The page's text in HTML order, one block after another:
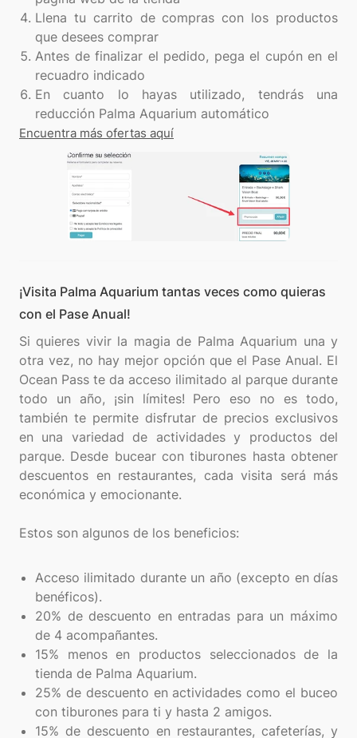
Llena tu carrito de compras con los productos
que desees comprar
Antes de finalizar el pedido, pega el cupón en el
recuadro indicado
En cuanto lo hayas utilizado, tendrás una
reducción Palma Aquarium automático
Encuentra más ofertas aquí
¡Visita Palma Aquarium tantas veces como quieras
con el Pase Anual!
Si quieres vivir la magia de Palma Aquarium una y
otra vez, no hay mejor opción que el Pase Anual. El
Ocean Pass te da acceso ilimitado al parque durante
todo un año, ¡sin límites! Pero eso no es todo,
también te permite disfrutar de precios exclusivos
en una variedad de actividades y productos del
parque. Desde bucear con tiburones hasta obtener
descuentos en restaurantes, cada visita será más
económica y emocionante.
Estos son algunos de los beneficios:
Acceso ilimitado durante un año (excepto en días
benéficos).
20% de descuento en entradas para un máximo
de 4 acompañantes.
15% menos en productos seleccionados de la
tienda de Palma Aquarium.
25% de descuento en actividades como el buceo
con tiburones para ti y hasta 2 amigos.
15% de descuento en restaurantes, cafeterías, y